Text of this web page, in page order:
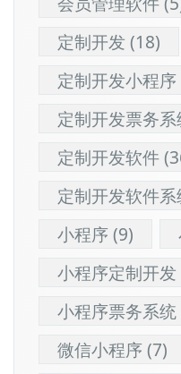
定制开发 (18)
定制开发小程序
定制开发票务系
定制开发软件
定制开发软件系
小程序(9)
小程序定制开发
小程序票务系统
微信小程序(7)